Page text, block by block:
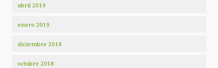
abril 2019
enero 2019
diciembre 2018
octubre 2018